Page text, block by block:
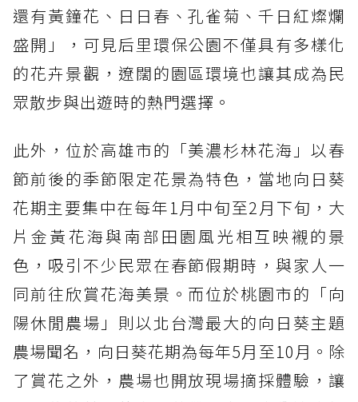
還有黃鐘花、日日春、孔雀菊、千日紅燦爛
盛開」，可見后里環保公園不僅具有多樣化
的花卉景觀，遼闊的園區環境也讓其成為民
眾散步與出遊時的熱門選擇。
此外，位於高雄市的「美濃杉林花海」以春
節前後的季節限定花景為特色，當地向日葵
花期主要集中在每年1月中旬至2月下旬，大
片金黃花海與南部田園風光相互映襯的景
色，吸引不少民眾在春節假期時，與家人一
同前往欣賞花海美景。而位於桃園市的「向
陽休閒農場」則以北台灣最大的向日葵主題
農場聞名，向日葵花期為每年5月至10月。除
了賞花之外，農場也開放現場摘採體驗，讓